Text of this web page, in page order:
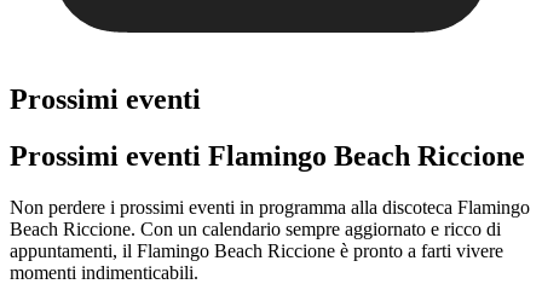
Prossimi eventi
Prossimi eventi Flamingo Beach Riccione
Non perdere i prossimi eventi in programma alla discoteca Flamingo
Beach Riccione. Con un calendario sempre aggiornato e ricco di
appuntamenti, il Flamingo Beach Riccione è pronto a farti vivere
momenti indimenticabili.